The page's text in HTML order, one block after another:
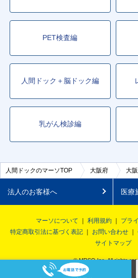
PET検査編
人間ドック＋脳ドック編
乳がん検診編
人間ドックのマーソTOP 大阪府 大
法人のお客様へ 医療
マーソについて 利用規約
プラ
特定商取引法に基づく表記
お問い合わせ
サイトマップ
© MRSO Inc. All rights